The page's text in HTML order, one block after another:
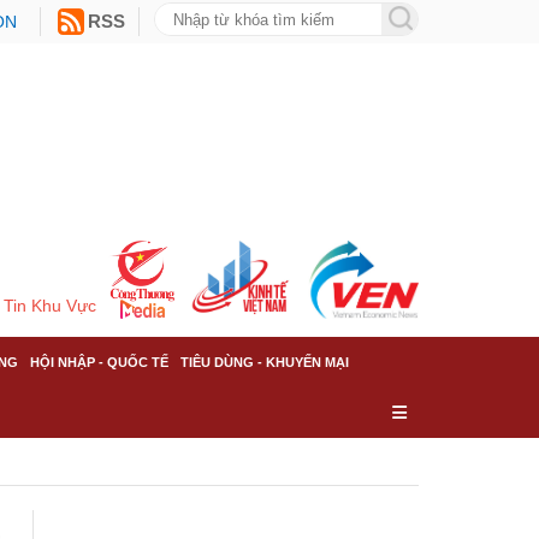
RSS
Tin Khu Vực
HỘI NHẬP - QUỐC TẾ TIÊU DÙNG - KHUYẾN MẠI